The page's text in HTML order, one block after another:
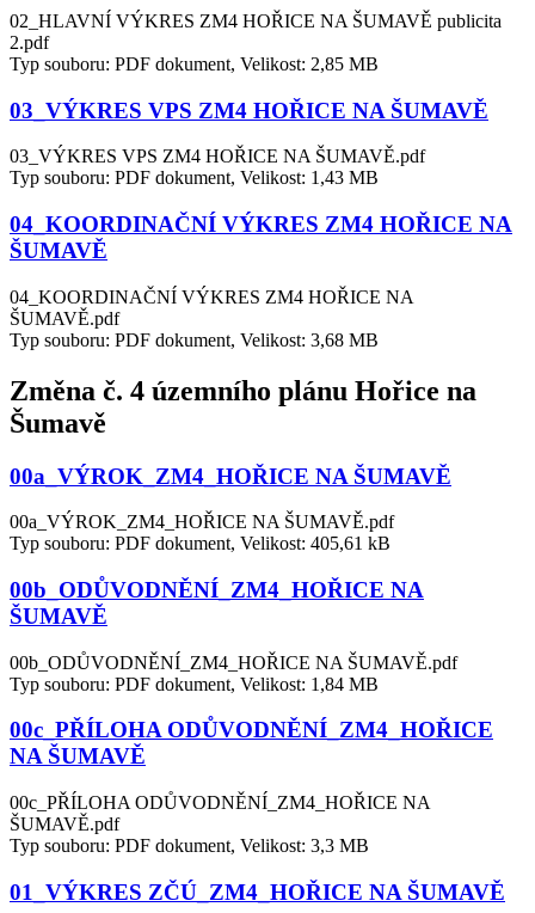
02_HLAVNÍ VÝKRES ZM4 HOŘICE NA ŠUMAVĚ publicita
2.pdf
Typ souboru: PDF dokument, Velikost: 2,85 MB
03_VÝKRES VPS ZM4 HOŘICE NA ŠUMAVĚ
03_VÝKRES VPS ZM4 HOŘICE NA ŠUMAVĚ.pdf
Typ souboru: PDF dokument, Velikost: 1,43 MB
04_KOORDINAČNÍ VÝKRES ZM4 HOŘICE NA
ŠUMAVĚ
04_KOORDINAČNÍ VÝKRES ZM4 HOŘICE NA
ŠUMAVĚ.pdf
Typ souboru: PDF dokument, Velikost: 3,68 MB
Změna č. 4 územního plánu Hořice na
Šumavě
00a_VÝROK_ZM4_HOŘICE NA ŠUMAVĚ
00a_VÝROK_ZM4_HOŘICE NA ŠUMAVĚ.pdf
Typ souboru: PDF dokument, Velikost: 405,61 kB
00b_ODŮVODNĚNÍ_ZM4_HOŘICE NA
ŠUMAVĚ
00b_ODŮVODNĚNÍ_ZM4_HOŘICE NA ŠUMAVĚ.pdf
Typ souboru: PDF dokument, Velikost: 1,84 MB
00c_PŘÍLOHA ODŮVODNĚNÍ_ZM4_HOŘICE
NA ŠUMAVĚ
00c_PŘÍLOHA ODŮVODNĚNÍ_ZM4_HOŘICE NA
ŠUMAVĚ.pdf
Typ souboru: PDF dokument, Velikost: 3,3 MB
01_VÝKRES ZČÚ_ZM4_HOŘICE NA ŠUMAVĚ